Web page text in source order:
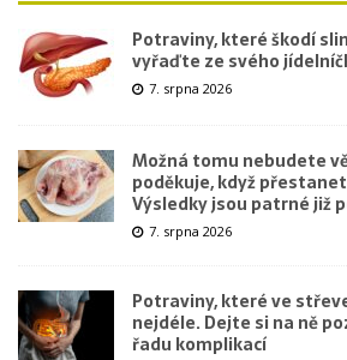
Potraviny, které škodí
vyřaďte ze svého
7. srpna 2026
Možná tomu nebudete
poděkuje, když
Výsledky jsou patrné již
7. srpna 2026
Potraviny, které ve
nejdéle. Dejte si na ně
řadu komplikací